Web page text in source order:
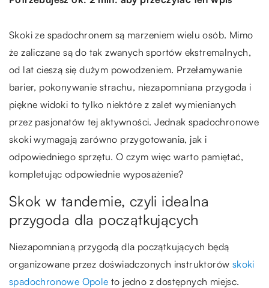
Skoki ze spadochronem są marzeniem wielu osób. Mimo
że zaliczane są do tak zwanych sportów ekstremalnych,
od lat cieszą się dużym powodzeniem. Przełamywanie
barier, pokonywanie strachu, niezapomniana przygoda i
piękne widoki to tylko niektóre z zalet wymienianych
przez pasjonatów tej aktywności. Jednak spadochronowe
skoki wymagają zarówno przygotowania, jak i
odpowiedniego sprzętu. O czym więc warto pamiętać,
kompletując odpowiednie wyposażenie?
Skok w tandemie, czyli idealna
przygoda dla początkujących
Niezapomnianą przygodą dla początkujących będą
organizowane przez doświadczonych instruktorów skoki
spadochronowe Opole to jedno z dostępnych miejsc.